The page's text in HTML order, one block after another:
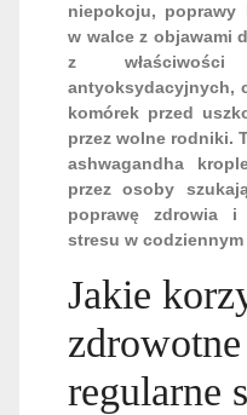
niepokoju, poprawy
w walce z objawami
z właściwości
antyoksydacyjnych,
komórek przed
przez wolne rodniki.
ashwagandha
przez osoby
poprawę zdrowia i
stresu w codziennym
Jakie
regularne